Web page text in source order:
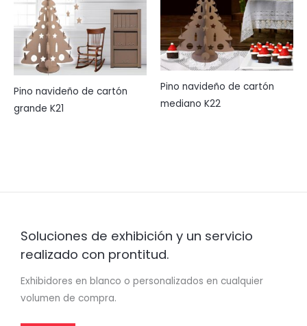
Pino navideño de cartón
grande K21
Pino navideño de cartón
mediano K22
Soluciones de exhibición y un servicio
realizado con prontitud.
Exhibidores en blanco o personalizados en cualquier
volumen de compra.